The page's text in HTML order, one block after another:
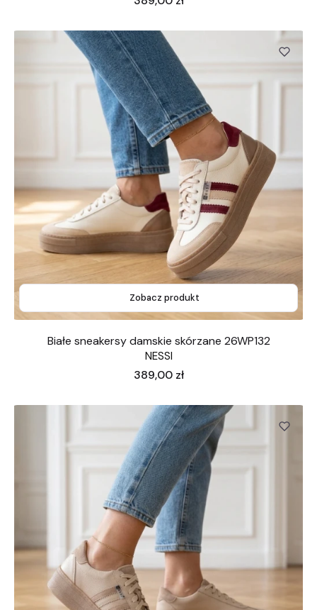
Zobacz produkt
Białe sneakersy damskie skórzane 26WP132
NESSI
Cena
389,00 zł